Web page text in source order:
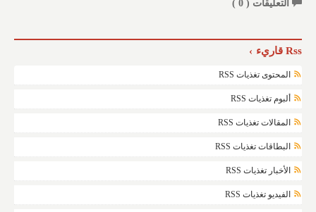
التعليقات ( 0
)
Rss قاريء
المحتوى تغذيات RSS
ألبوم تغذيات RSS
المقالات تغذيات RSS
البطاقات تغذيات RSS
الأخبار تغذيات RSS
الفيديو تغذيات RSS